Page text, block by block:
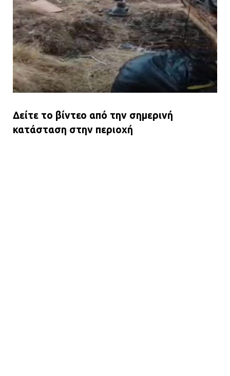
Δείτε το βίντεο από την σημερινή
κατάσταση στην περιοχή